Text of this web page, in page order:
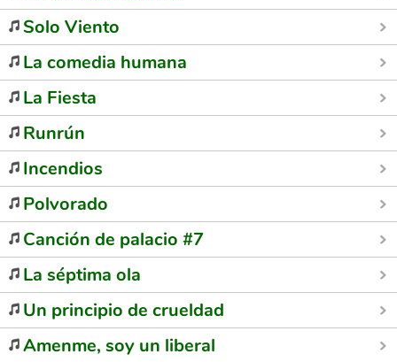
Solo Viento
La comedia humana
La Fiesta
Runrún
Incendios
Polvorado
Canción de palacio #7
La séptima ola
Un principio de crueldad
Amenme, soy un liberal